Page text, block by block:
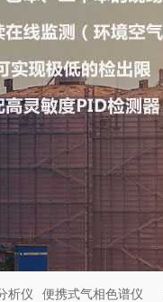
析仪 便携式气相色谱仪